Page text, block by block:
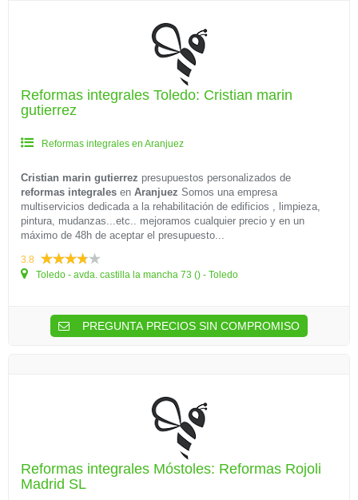
Reformas integrales Toledo: Cristian marin
gutierrez
Reformas integrales en Aranjuez
Cristian marin gutierrez presupuestos personalizados de
reformas integrales en Aranjuez Somos una empresa
multiservicios dedicada a la rehabilitación de edificios , limpieza,
pintura, mudanzas...etc.. mejoramos cualquier precio y en un
máximo de 48h de aceptar el presupuesto...
3.8
Toledo - avda. castilla la mancha 73 () - Toledo
PREGUNTA PRECIOS SIN COMPROMISO
Reformas integrales Móstoles: Reformas Rojoli
Madrid SL